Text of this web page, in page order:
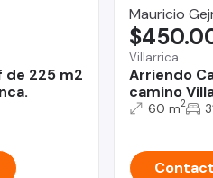
225 m2
Mauricio
Villarrica
Arriendo
camino
60 m2 3